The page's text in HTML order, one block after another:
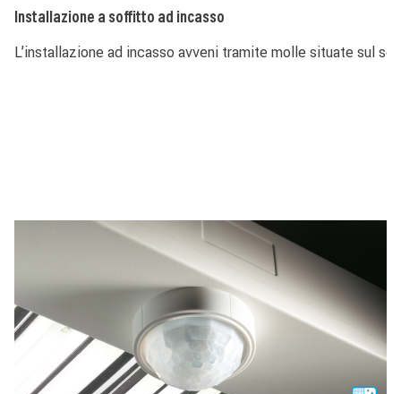
Installazione a soffitto ad incasso
L’installazione ad incasso avveni tramite molle situate sul